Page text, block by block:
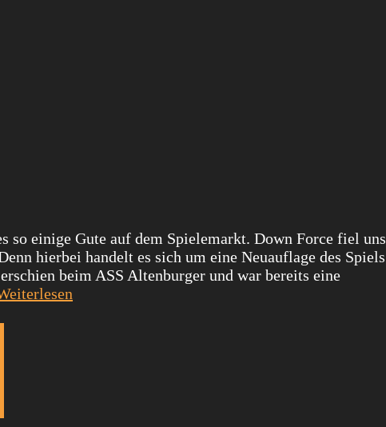
so einige Gute auf dem Spielemarkt. Down Force fiel uns
hierbei handelt es sich um eine Neuauflage des Spiels
beim ASS Altenburger und war bereits eine